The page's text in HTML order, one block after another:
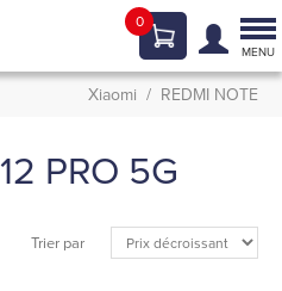
0
MENU
Xiaomi REDMI NOTE
PRO 5G
Trier par